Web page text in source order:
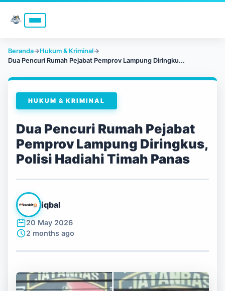
Beranda→Hukum & Kriminal→
Dua Pencuri Rumah Pejabat Pemprov Lampung Diringku...
HUKUM & KRIMINAL
Dua Pencuri Rumah Pejabat
Pemprov Lampung Diringkus,
Polisi Hadiahi Timah Panas
iqbal
20 May 2026
2 months ago